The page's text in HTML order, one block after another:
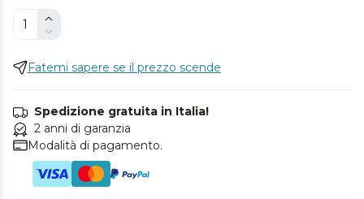
Fatemi sapere se il prezzo scende
Spedizione gratuita in Italia!
2 anni di garanzia
Modalità di pagamento.